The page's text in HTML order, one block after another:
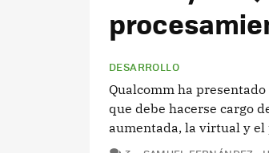
DESARROLLO
Qualcomm ha
que debe hacerse cargo
aumentada, la virtual y el